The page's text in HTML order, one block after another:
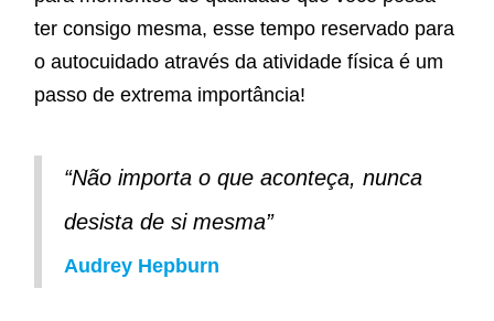
ter consigo mesma, esse tempo reservado para
o autocuidado através da atividade física é um
passo de extrema importância!
“Não importa o que aconteça, nunca
desista de si mesma”
Audrey Hepburn